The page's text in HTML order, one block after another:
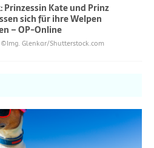
Prinzessin Kate und Prinz
sich für ihre Welpen
– OP-Online
©Img. Glenkar/Shutterstock.com